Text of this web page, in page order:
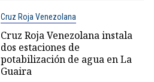
Cruz Roja Venezolana
Cruz Roja Venezolana instala
dos estaciones de
potabilización de agua en La
Guaira